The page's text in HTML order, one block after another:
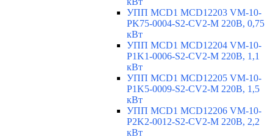
УПП MCD1 MCD12203 VM-10-
PK75-0004-S2-CV2-M 220В, 0,75
кВт
УПП MCD1 MCD12204 VM-10-
P1K1-0006-S2-CV2-M 220В, 1,1
кВт
УПП MCD1 MCD12205 VM-10-
P1K5-0009-S2-CV2-M 220В, 1,5
кВт
УПП MCD1 MCD12206 VM-10-
P2K2-0012-S2-CV2-M 220В, 2,2
кВт